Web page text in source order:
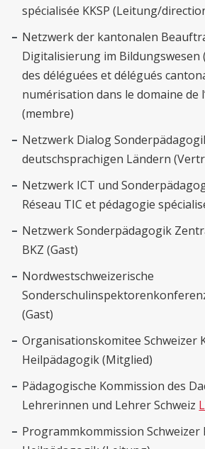
spécialisée KKSP (Leitung/
Netzwerk der kantonalen
Digitalisierung im Bildungswesen
des déléguées et délégués
numérisation dans le domaine de
(membre)
Netzwerk Dialog
deutschsprachigen Ländern
Netzwerk ICT und
Réseau TIC et pédagogie
Netzwerk Sonderpädagogik
BKZ (Gast)
Nordwestschweizerische
(Gast)
Organisationskomitee Schweizer
Heilpädagogik (Mitglied)
Pädagogische Kommission des
Lehrerinnen und Lehrer Schweiz
Programmkommission